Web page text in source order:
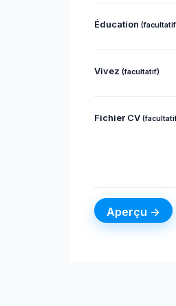
Éducation
Vivez (facultatif)
Fichier CV